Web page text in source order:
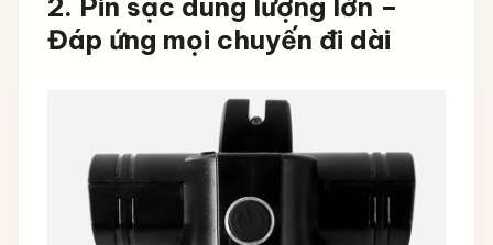
Đáp ứng mọi chuyến đi dài